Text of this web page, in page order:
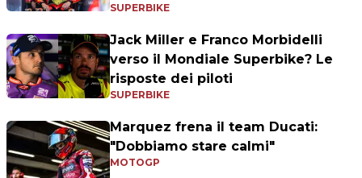
SUPERBIKE
Jack Miller e Franco Morbidelli
verso il Mondiale Superbike? Le
risposte dei piloti
SUPERBIKE
Marquez frena il team Ducati:
"Dobbiamo stare calmi"
MOTOGP